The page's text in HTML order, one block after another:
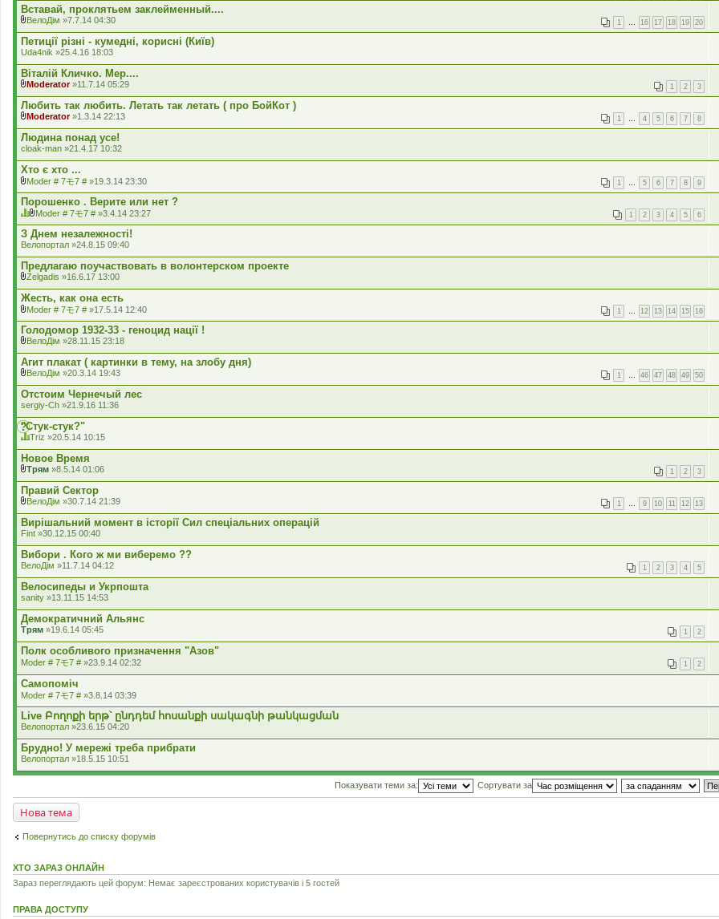
к
л
а
д
е
н
н
я
Вставай, проклятьем заклейменный....
1 … 16 17 18 19 20
к
л
а
д
е
н
н
я
ВелоДім »7.7.14 04:30
Петиції різні - кумедні, корисні (Київ)
Uda4nik »25.4.16 18:03
Віталій Кличко. Мер....
1 2 3
к
л
а
д
е
н
н
я
Moderator»11.7.14 05:29
Любить так любить. Летать так летать ( про БойКот )
1 … 4 5 6 7 8
к
л
а
д
е
н
н
я
Moderator»1.3.14 22:13
Людина понад усе!
cloak-man »21.4.17 10:32
Хто є хто ...
1 … 5 6 7 8 9
к
л
а
д
е
н
н
я
Moder # 7モ7 # »19.3.14 23:30
Порошенко . Верите или нет ?
1 2 3 4 5 6
я
т
е
м
а
м
а
є
г
л
о
с
у
в
а
н
н
я
к
л
а
д
е
н
н
я
Moder # 7モ7 # »3.4.14 23:27
З Днем незалежності!
Велопортал »24.8.15 09:40
Предлагаю поучаствовать в волонтерском проекте
к
л
а
д
е
н
н
я
Zelgadis »16.6.17 13:00
Жесть, как она есть
1 … 12 13 14 15 16
к
л
а
д
е
н
н
я
Moder # 7モ7 # »17.5.14 12:40
Голодомор 1932-33 - геноцид нації !
к
л
а
д
е
н
н
я
ВелоДім »28.11.15 23:18
Агит плакат ( картинки в тему, на злобу дня)
1 … 46 47 48 49 50
к
л
а
д
е
н
н
я
ВелоДім »20.3.14 19:43
Отстоим Чернечый лес
sergiy-Ch »21.9.16 11:36
"Стук-стук?"
я
т
е
м
а
м
а
є
г
л
о
с
у
в
а
н
н
я
Triz »20.5.14 10:15
Новое Время
1 2 3
к
л
а
д
е
н
н
я
Трям »8.5.14 01:06
Правий Сектор
1 … 9 10 11 12 13
к
л
а
д
е
н
н
я
ВелоДім »30.7.14 21:39
Вирішальний момент в історії Сил спеціальних операцій
Fint »30.12.15 00:40
Вибори . Кого ж ми виберемо ??
1 2 3 4 5
ВелоДім »11.7.14 04:12
Велосипеды и Укрпошта
sanity »13.11.15 14:53
Демократичний Альянс
1 2
Трям »19.6.14 05:45
Полк особливого призначення "Азов"
1 2
Moder # 7モ7 # »23.9.14 02:32
Самопомiч
Moder # 7モ7 # »3.8.14 03:39
Live Բողոքի երթ՝ ընդդեմ հոսանքի սակագնի թանկացման
Велопортал »23.6.15 04:20
Брудно! У мережі треба прибрати
Велопортал »18.5.15 10:51
Показувати теми за: Сортувати за
Нова тема
Повернутись до списку форумів
ХТО ЗАРАЗ ОНЛАЙН
Зараз переглядають цей форум: Немає зареєстрованих користувачів і 5 гостей
ПРАВА ДОСТУПУ